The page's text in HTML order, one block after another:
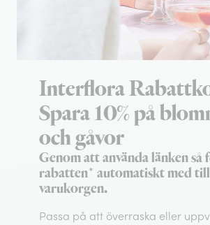
Interflora
Spara 10% på
och gåvor
Genom att använda länken så
rabatten* automatiskt med till
varukorgen.
Passa på att överraska eller